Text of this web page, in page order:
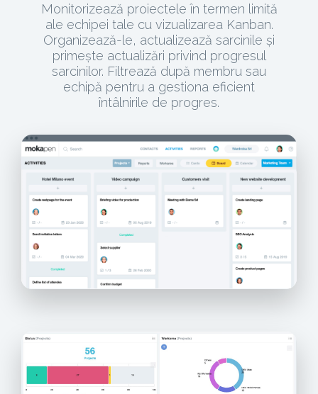
Monitorizează proiectele în termen limită
ale echipei tale cu vizualizarea Kanban.
Organizează-le, actualizează sarcinile și
primește actualizări privind progresul
sarcinilor. Filtrează după membru sau
echipă pentru a gestiona eficient
întâlnirile de progres.